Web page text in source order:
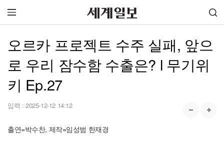
오르카 프로젝트 수주 실패, 앞으
로 우리 잠수함 수출은? l 무기위
키 Ep.27
입력 : 2025-12-12 14:12
출연=박수찬, 제작=임성범 한재경